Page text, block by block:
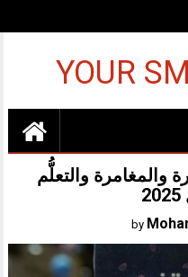
YOUR
والمغامرة والتعلُّم